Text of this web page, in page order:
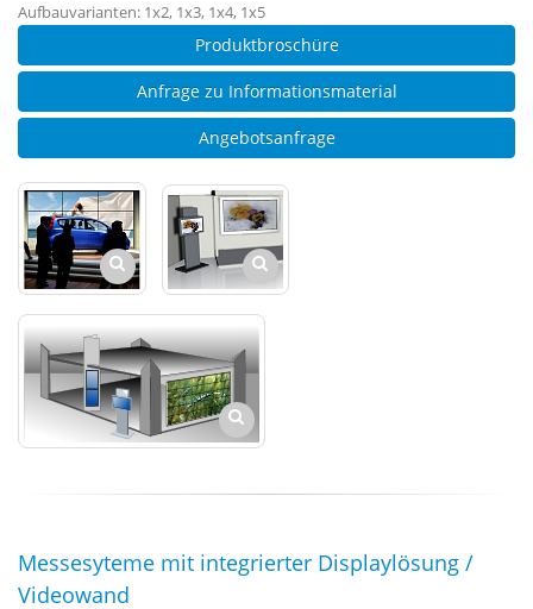
Aufbauvarianten: 1x2, 1x3, 1x4, 1x5
Produktbroschüre
Anfrage zu Informationsmaterial
Angebotsanfrage
Messesyteme mit integrierter Displaylösung /
Videowand